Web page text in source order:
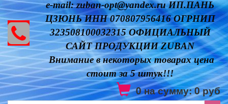
e-mail: zuban-opt@yandex.ru ИП.ПАНЬ
ЦЗЮНЬ ИНН 070807956416 ОГРНИП
323508100032315 ОФИЦИАЛЬНЫЙ
САЙТ ПРОДУКЦИИ ZUBAN
Внимание в некоторых товарах цена
стоит за 5 штук!!!
0на сумму:0руб